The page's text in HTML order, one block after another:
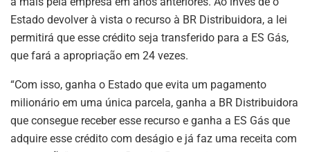
Estado devolver à vista o recurso à BR Distribuidora, a lei
permitirá que esse crédito seja transferido para a ES Gás,
que fará a apropriação em 24 vezes.
“Com isso, ganha o Estado que evita um pagamento
milionário em uma única parcela, ganha a BR Distribuidora
que consegue receber esse recurso e ganha a ES Gás que
adquire esse crédito com deságio e já faz uma receita com